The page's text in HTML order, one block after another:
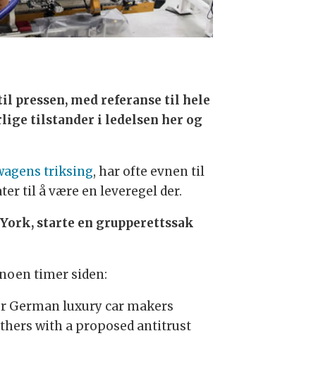
pressen, med referanse til hele
tilstander i ledelsen her og
triksing, har ofte evnen til
til å være en leveregel der.
starte en grupperettssak
timer siden:
German luxury car makers
with a proposed antitrust